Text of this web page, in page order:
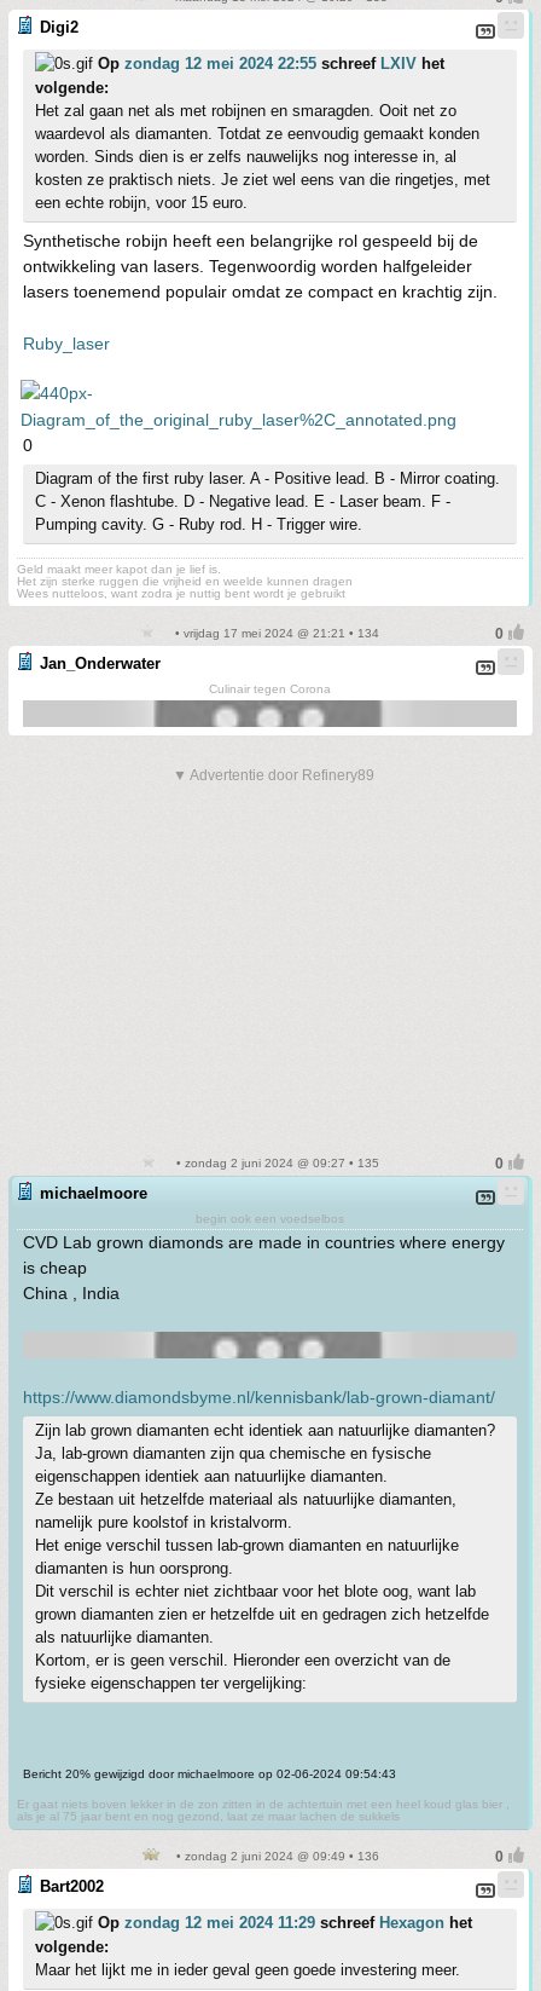
Digi2
Op zondag 12 mei 2024 22:55 schreef LXIV het
volgende:
Het zal gaan net als met robijnen en smaragden. Ooit net zo
waardevol als diamanten. Totdat ze eenvoudig gemaakt konden
worden. Sinds dien is er zelfs nauwelijks nog interesse in, al
kosten ze praktisch niets. Je ziet wel eens van die ringetjes, met
een echte robijn, voor 15 euro.
Synthetische robijn heeft een belangrijke rol gespeeld bij de
ontwikkeling van lasers. Tegenwoordig worden halfgeleider
lasers toenemend populair omdat ze compact en krachtig zijn.
Ruby_laser
0
Diagram of the first ruby laser. A - Positive lead. B - Mirror coating.
C - Xenon flashtube. D - Negative lead. E - Laser beam. F -
Pumping cavity. G - Ruby rod. H - Trigger wire.
Geld maakt meer kapot dan je lief is.
Het zijn sterke ruggen die vrijheid en weelde kunnen dragen
Wees nutteloos, want zodra je nuttig bent wordt je gebruikt
• vrijdag 17 mei 2024 @ 21:21 • 134
Jan_Onderwater
Culinair tegen Corona
▼ Advertentie door Refinery89
• zondag 2 juni 2024 @ 09:27 • 135
michaelmoore
begin ook een voedselbos
CVD Lab grown diamonds are made in countries where energy
is cheap
China , India
https://www.diamondsbyme.nl/kennisbank/lab-grown-diamant/
Zijn lab grown diamanten echt identiek aan natuurlijke diamanten?
Ja, lab-grown diamanten zijn qua chemische en fysische
eigenschappen identiek aan natuurlijke diamanten.
Ze bestaan uit hetzelfde materiaal als natuurlijke diamanten,
namelijk pure koolstof in kristalvorm.
Het enige verschil tussen lab-grown diamanten en natuurlijke
diamanten is hun oorsprong.
Dit verschil is echter niet zichtbaar voor het blote oog, want lab
grown diamanten zien er hetzelfde uit en gedragen zich hetzelfde
als natuurlijke diamanten.
Kortom, er is geen verschil. Hieronder een overzicht van de
fysieke eigenschappen ter vergelijking:
Bericht 20% gewijzigd door michaelmoore op 02-06-2024 09:54:43
Er gaat niets boven lekker in de zon zitten in de achtertuin met een heel koud glas bier ,
als je al 75 jaar bent en nog gezond, laat ze maar lachen de sukkels
• zondag 2 juni 2024 @ 09:49 • 136
Bart2002
Op zondag 12 mei 2024 11:29 schreef Hexagon het
volgende:
Maar het lijkt me in ieder geval geen goede investering meer.